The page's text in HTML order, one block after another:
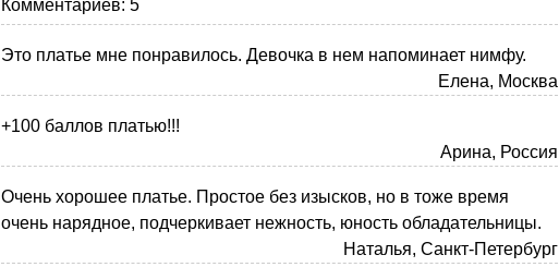
Комментариев: 5
Это платье мне понравилось. Девочка в нем напоминает нимфу.
Елена, Москва
+100 баллов платью!!!
Арина, Россия
Очень хорошее платье. Простое без изысков, но в тоже время
очень нарядное, подчеркивает нежность, юность обладательницы.
Наталья, Санкт-Петербург